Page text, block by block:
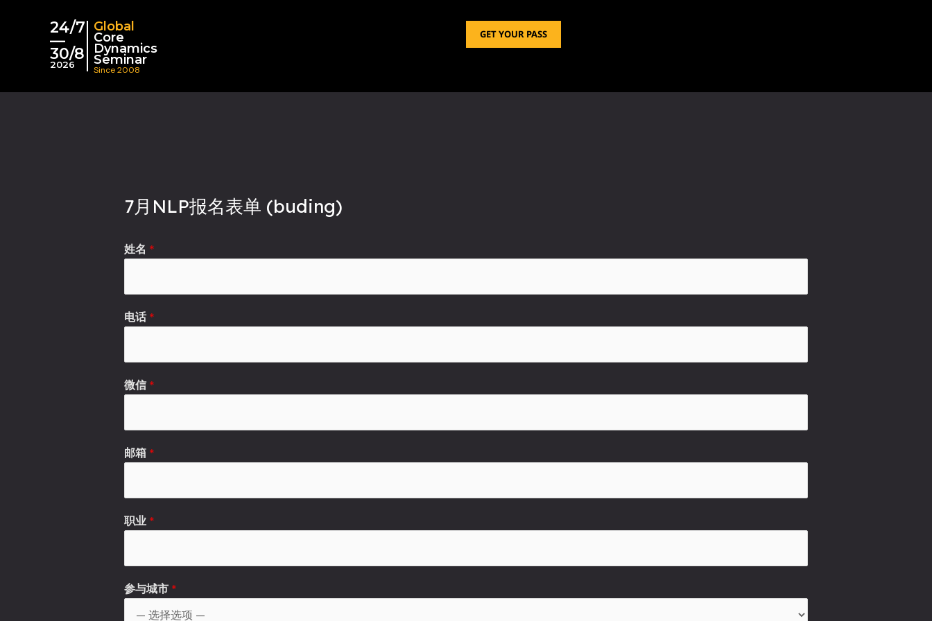
24/7
—
30/8
2026
Global
Core
Dynamics
Seminar
Since 2008
GET YOUR PASS
7月NLP报名表单 (buding)
姓名 *
D
e
o
t
P
员
*
*
电话*
微信 *
邮箱 *
职业 *
参与城市 *